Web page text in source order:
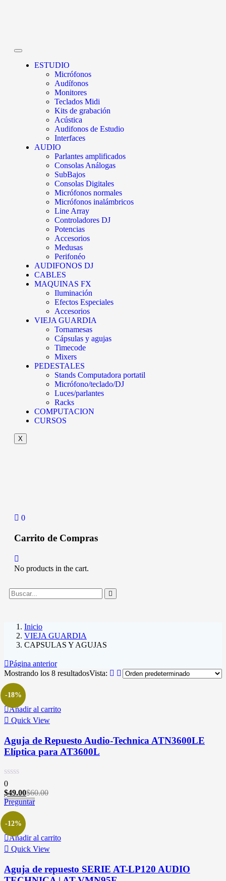
ESTUDIO
Micrófonos
Audífonos
Monitores
Teclados Midi
Kits de grabación
Acústica
Audifonos de Estudio
Interfaces
AUDIO
Parlantes amplificados
Consolas Análogas
SubBajos
Consolas Digitales
Micrófonos normales
Micrófonos inalámbricos
Line Array
Controladores DJ
Potencias
Accesorios
Medusas
Perifonéo
AUDIFONOS DJ
CABLES
MAQUINAS FX
Iluminación
Efectos Especiales
Accesorios
VIEJA GUARDIA
Tornamesas
Cápsulas y agujas
Timecode
Mixers
PEDESTALES
Stands Computadora portatil
Micrófono/teclado/DJ
Luces/parlantes
Racks
COMPUTACION
CURSOS
X
0
Carrito de Compras
No products in the cart.
Inicio
VIEJA GUARDIA
CAPSULAS Y AGUJAS
Página anterior
Mostrando los 8 resultadosVista:
-18%
Añadir al carrito
Quick View
Aguja de Repuesto Audio-Technica ATN3600LE
Elíptica para AT3600L
0
$49.00$60.00
Preguntar
-12%
Añadir al carrito
Quick View
Aguja de repuesto SERIE AT-LP120 AUDIO